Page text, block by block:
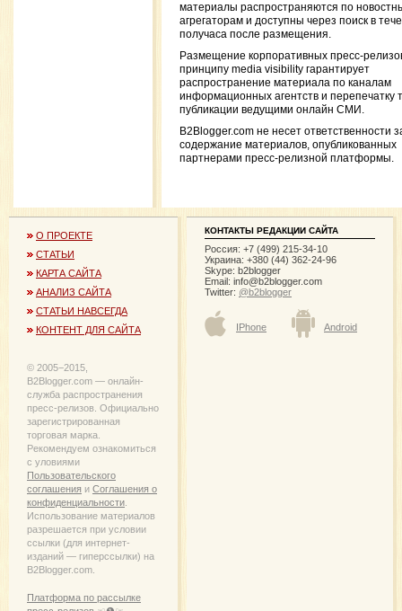
материалы распространяются по
агрегаторам и доступны через поиск в
получаса после размещения.
Размещение корпоративных пресс-
принципу media visibility гарантирует
распространение материала по каналам
информационных агентств и перепечатку
публикации ведущими онлайн СМИ.
B2Blogger.com не несет ответственности
содержание материалов, опубликованных
партнерами пресс-релизной платформы.
О ПРОЕКТЕ
СТАТЬИ
КАРТА САЙТА
АНАЛИЗ САЙТА
СТАТЬИ НАВСЕГДА
КОНТЕНТ ДЛЯ САЙТА
© 2005−2015,
B2Blogger.com — онлайн-
служба распространения
пресс-релизов. Официально
зарегистрированная
торговая марка.
Рекомендуем ознакомиться
с уловиями
Пользовательского
соглашения и Соглашения о
конфиденциальности
Использование материалов
разрешается при условии
ссылки (для интернет-
изданий — гиперссылки) на
B2Blogger.com.
Платформа по рассылке
КОНТАКТЫ РЕДАКЦИИ САЙТА
Россия: +7 (499) 215-34-10
Украина: +380 (44) 362-24-96
Skype: b2blogger
Email: info@b2blogger.com
Twitter: @b2blogger
IPhone Android